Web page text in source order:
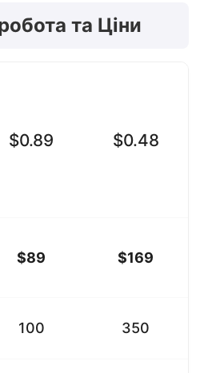
та Ціни
$0.89 $0.48
$89 $169
100 350